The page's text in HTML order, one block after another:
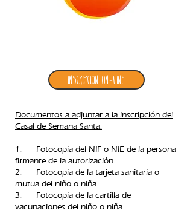
Inscripción ON-LINE
Documentos a adjuntar a la inscripción del
Casal de Semana Santa:
1. Fotocopia del NIF o NIE de la persona
firmante de la autorización.
2. Fotocopia de la tarjeta sanitaria o
mutua del niño o niña.
3. Fotocopia de la cartilla de
vacunaciones del niño o niña.